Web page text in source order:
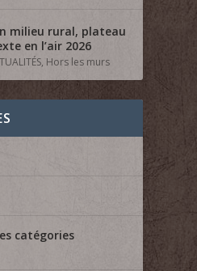
milieu rural, plateau
en l’air 2026
, Hors les murs
catégories